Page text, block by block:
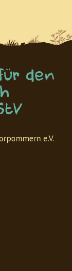
den
e.V.